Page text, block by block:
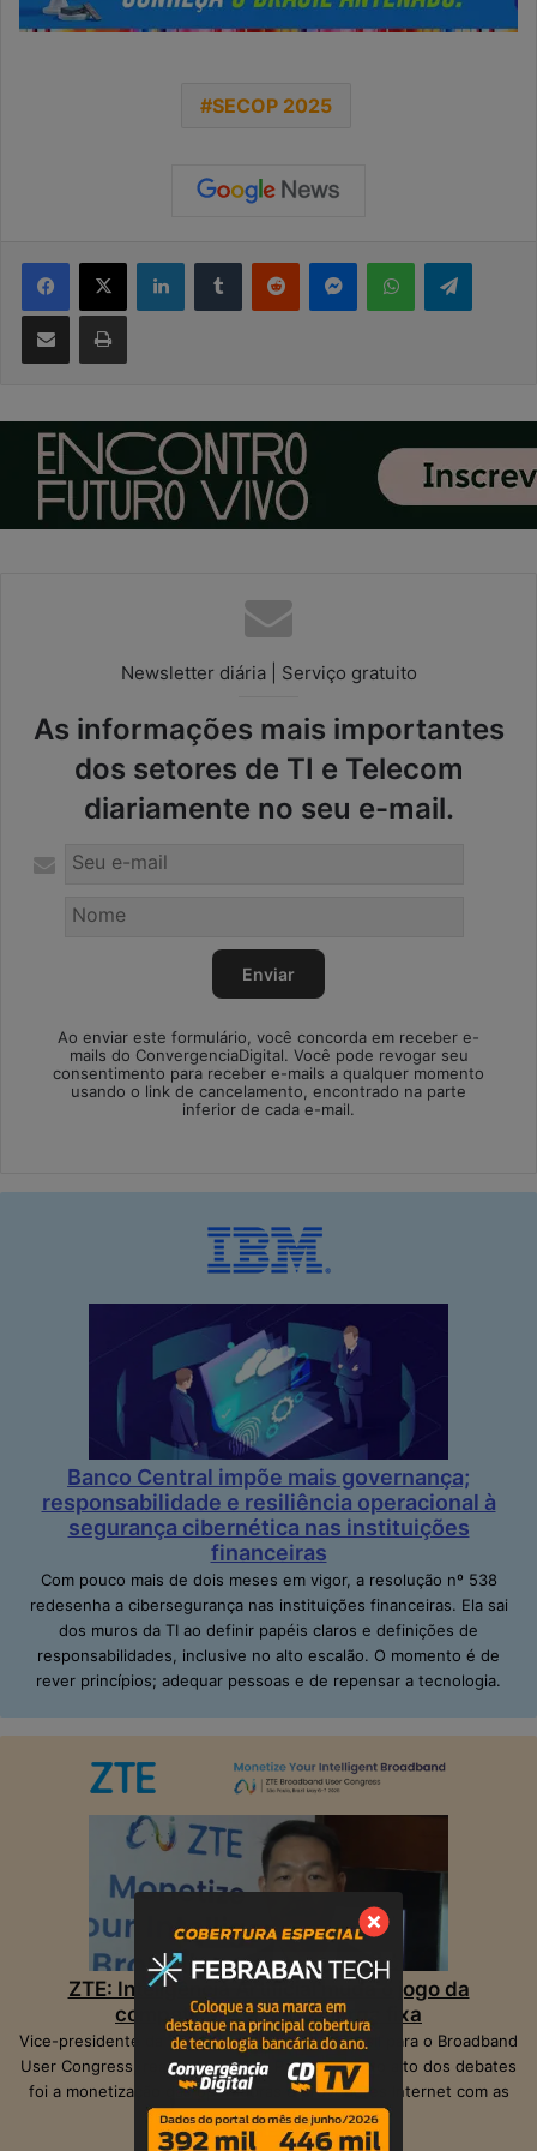
SECOP 2025
Facebook
X LinkedinTumblr Reddit MessengerWhatsApp
Compartilhar via e-mail Imprimir
Newsletter diária | Serviço gratuito
As informações mais importantes
dos setores de TI e Telecom
diariamente no seu e-mail.
Ao enviar este formulário, você concorda em receber e-
mails do ConvergenciaDigital. Você pode revogar seu
consentimento para receber e-mails a qualquer momento
usando o link de cancelamento, encontrado na parte
inferior de cada e-mail.
Banco Central impõe mais governança;
responsabilidade e resiliência operacional à
segurança cibernética nas instituições
financeiras
Com pouco mais de dois meses em vigor, a resolução nº 538
redesenha a cibersegurança nas instituições financeiras. Ela sai
dos muros da TI ao definir papéis claros e definições de
responsabilidades, inclusive no alto escalão. O momento é de
rever princípios; adequar pessoas e de repensar a tecnologia.
ZTE: Inteligência Artificial muda o jogo da
competição na banda larga fixa
Vice-presidente da ZTE, Peter Hu, veio ao Brasil para o Broadband
User Congress, realizado em São Paulo. O ponto alto dos debates
foi a monetização das operadoras e provedores Internet com as
suas infraestruturas de telecom.